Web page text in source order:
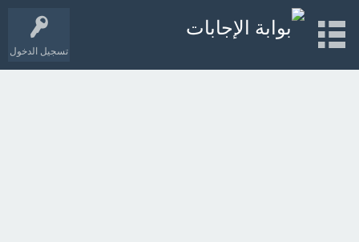
تسجيل الدخول